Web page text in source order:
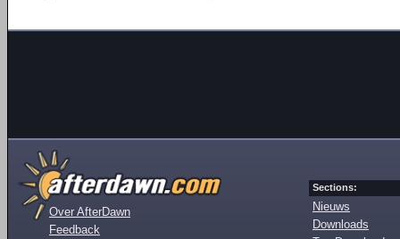
Over AfterDawn
Feedback
Sections:
Nieuws
Downloads